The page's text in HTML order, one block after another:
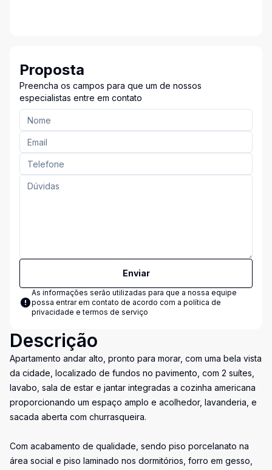
Proposta
Preencha os campos para que um de nossos
especialistas entre em contato
Enviar
As informações serão utilizadas para que a nossa equipe
possa entrar em contato de acordo com a política de
privacidade e termos de serviço
Descrição
Apartamento andar alto, pronto para morar, com uma bela vista
da cidade, localizado de fundos no pavimento, com 2 suítes,
lavabo, sala de estar e jantar integradas a cozinha americana
proporcionando um espaço amplo e acolhedor, lavanderia, e
sacada aberta com churrasqueira.
Com acabamento de qualidade, sendo piso porcelanato na
área social e piso laminado nos dormitórios, forro em gesso,